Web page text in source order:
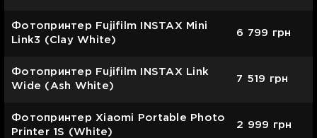
Фотопринтер Fujifilm INSTAX Mini
Link3 (Clay White)
6 799 грн
Фотопринтер Fujifilm INSTAX Link
Wide (Ash White)
7 519 грн
Фотопринтер Xiaomi Portable Photo
Printer 1S (White)
2 999 грн